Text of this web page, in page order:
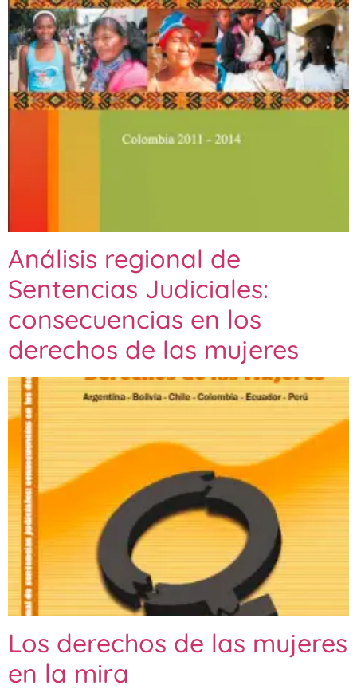
Análisis regional de
Sentencias Judiciales:
consecuencias en los
derechos de las mujeres
Los derechos de las mujeres
en la mira